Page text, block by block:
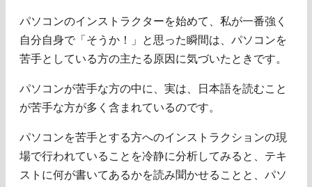
パソコンのインストラクターを始めて、私が一番強く
自分自身で「そうか！」と思った瞬間は、パソコンを
苦手としている方の主たる原因に気づいたときです。
パソコンが苦手な方の中に、実は、日本語を読むこと
が苦手な方が多く含まれているのです。
パソコンを苦手とする方へのインストラクションの現
場で行われていることを冷静に分析してみると、テキ
ストに何が書いてあるかを読み聞かせることと、パソ